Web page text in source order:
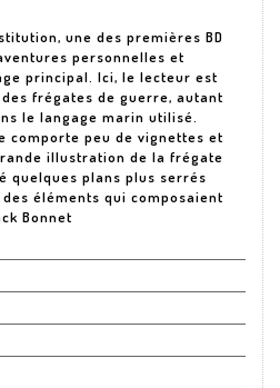
une des premières BD
personnelles et
principal. Ici, le lecteur est
frégates de guerre, autant
le langage marin utilisé.
comporte peu de vignettes et
illustration de la frégate
quelques plans plus serrés
éléments qui composaient
Bonnet